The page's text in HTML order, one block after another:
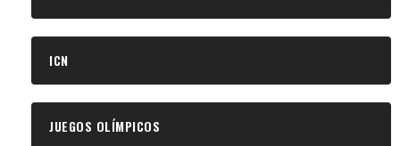
ICN
JUEGOS OLÍMPICOS